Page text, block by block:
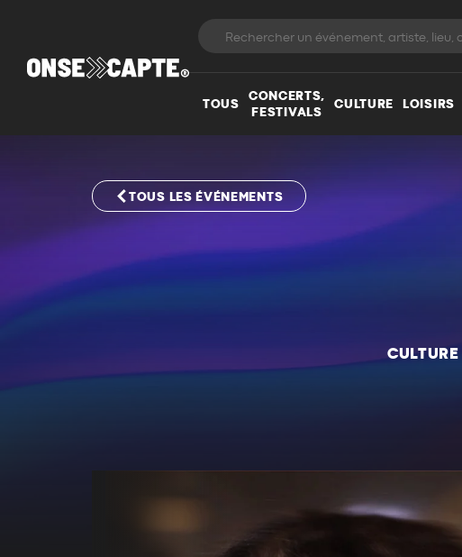
TOUS
CONCERTS,
FESTIVALS
CULTURE LOISIRS
TOUS LES ÉVÉNEMENTS
CULTURE